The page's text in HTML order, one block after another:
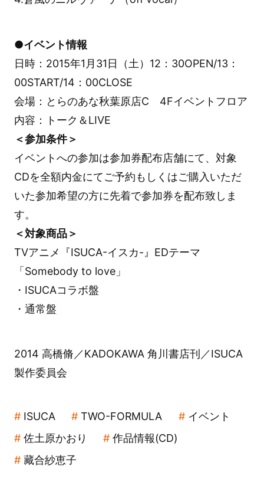
●イベント情報
日時：2015年1月31日（土）12：30OPEN/13：
00START/14：00CLOSE
会場：とらのあな秋葉原店C 4Fイベントフロア
内容：トーク＆LIVE
＜参加条件＞
イベントへの参加は参加券配布店舗にて、対象
CDを全額内金にてご予約もしくはご購入いただ
いた参加希望の方に先着で参加券を配布致しま
す。
＜対象商品＞
TVアニメ『ISUCA-イスカ-』EDテーマ
「Somebody to love」
・ISUCAコラボ盤
・通常盤
2014 高橋脩／KADOKAWA 角川書店刊／ISUCA
製作委員会
ISUCA TWO-FORMULA
イベント
佐土原かおり
作品情報(CD)
藏合紗恵子